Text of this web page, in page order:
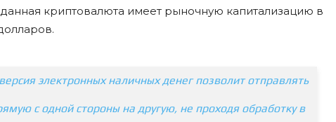
данная криптовалюта имеет рыночную капитализацию в
электронных наличных денег позволит отправлять
с одной стороны на другую, не проходя обработку в